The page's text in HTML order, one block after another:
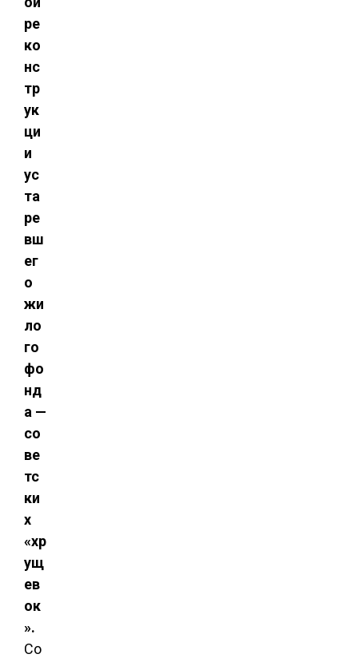
ре
ко
нс
тр
ук
ци
и
ус
та
ре
вш
ег
о
жи
ло
го
фо
нд
а —
со
ве
тс
ки
х
«хр
ущ
ев
ок
».
Со